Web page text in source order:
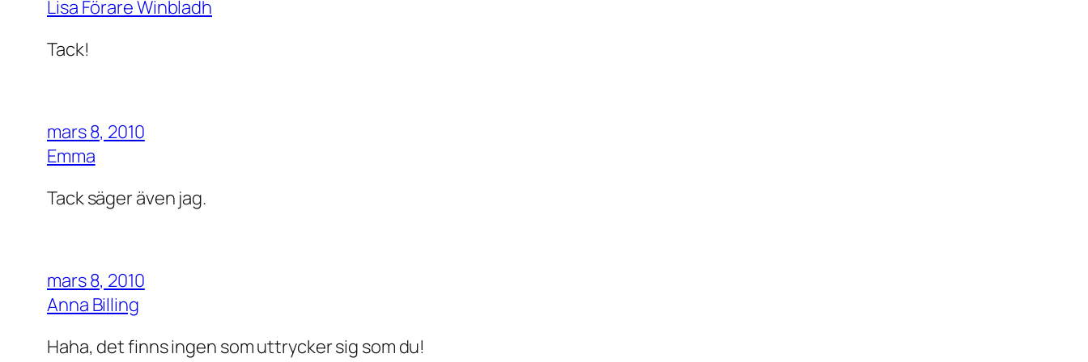
Lisa Förare Winbladh
Tack!
mars 8, 2010
Emma
Tack säger även jag.
mars 8, 2010
Anna Billing
Haha, det finns ingen som uttrycker sig som du!